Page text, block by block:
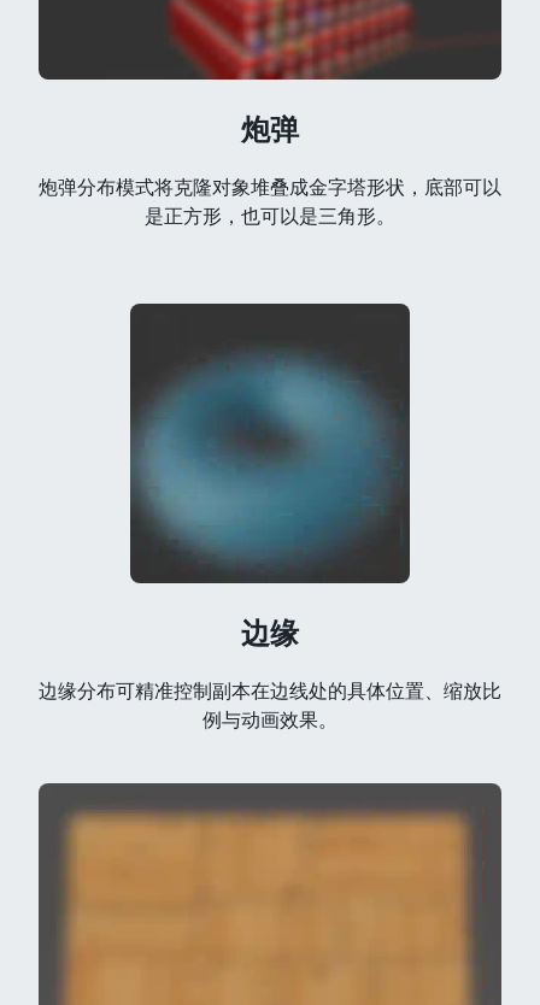
炮弹
炮弹分布模式将克隆对象堆叠成金字塔形状，底部可以
是正方形，也可以是三角形。
边缘
边缘分布可精准控制副本在边线处的具体位置、缩放比
例与动画效果。